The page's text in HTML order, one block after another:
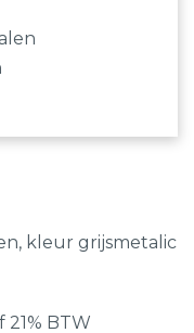
kleur grijsmetalic
21% BTW